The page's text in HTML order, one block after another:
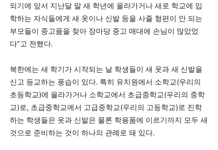
되기에 앞서 지난달 말 새 학년에 올라가거나 새로 학교에 입
학하는 자식들에게 새 옷이나 신발 등을 사줄 형편이 안 되는
부모들이 중고품을 찾아 장마당 중고 매대에 손님이 많았었
다”고 전했다.
북한에는 새 학기가 시작되는 날 학생들이 새 옷과 새 신발을
신고 등교하는 풍습이 있다. 특히 유치원에서 소학교(우리의
초등학교)에 올라가거나 소학교에서 초급중학교(우리의 중학
교)로, 초급중학교에서 고급중학교(우리의 고등학교)로 진학
하는 학생들은 옷과 신발은 물론 학용품에 이르기까지 모두 새
것으로 준비하는 것이 하나의 관례로 돼 있다.